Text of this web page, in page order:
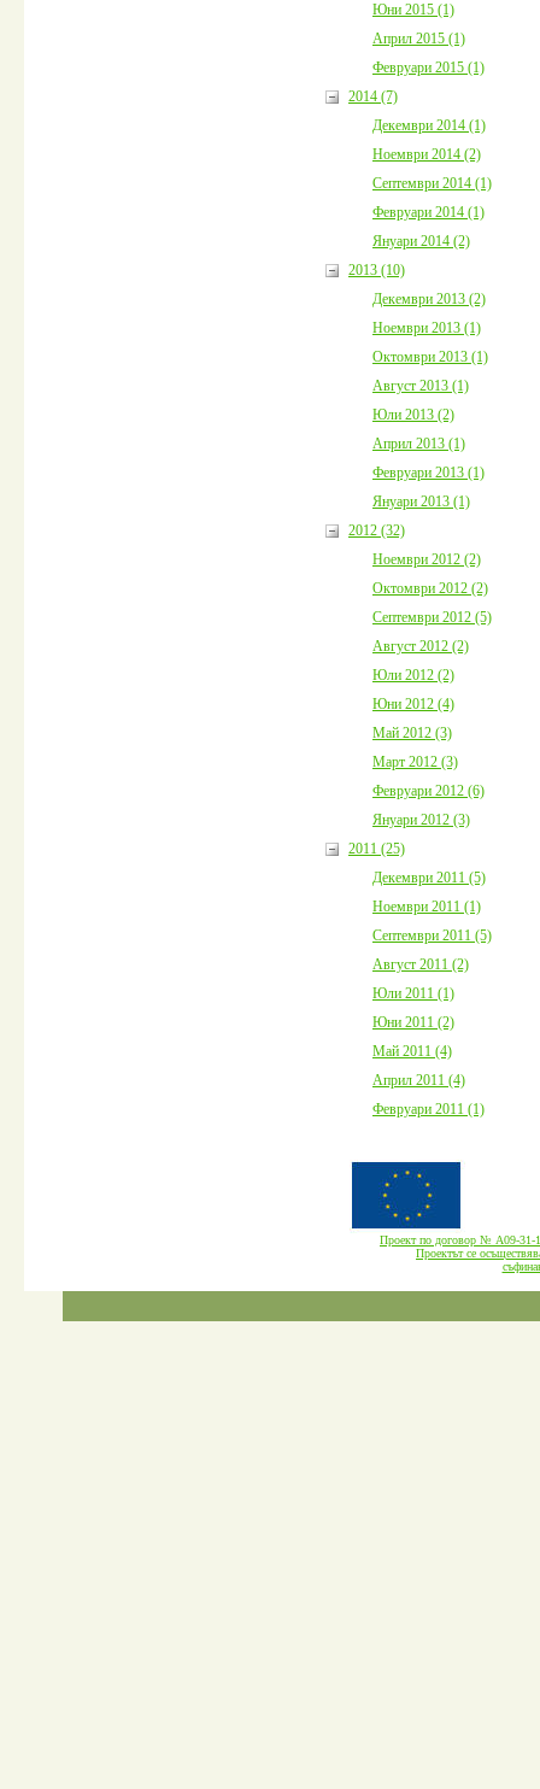
Юни 2015 (1)
Април 2015 (1)
Февруари 2015 (1)
2014 (7)
Декември 2014 (1)
Ноември 2014 (2)
Септември 2014 (1)
Февруари 2014 (1)
Януари 2014 (2)
2013 (10)
Декември 2013 (2)
Ноември 2013 (1)
Октомври 2013 (1)
Август 2013 (1)
Юли 2013 (2)
Април 2013 (1)
Февруари 2013 (1)
Януари 2013 (1)
2012 (32)
Ноември 2012 (2)
Октомври 2012 (2)
Септември 2012 (5)
Август 2012 (2)
Юли 2012 (2)
Юни 2012 (4)
Май 2012 (3)
Март 2012 (3)
Февруари 2012 (6)
Януари 2012 (3)
2011 (25)
Декември 2011 (5)
Ноември 2011 (1)
Септември 2011 (5)
Август 2011 (2)
Юли 2011 (1)
Юни 2011 (2)
Май 2011 (4)
Април 2011 (4)
Февруари 2011 (1)
Проект по договор № А09-
Проектът се